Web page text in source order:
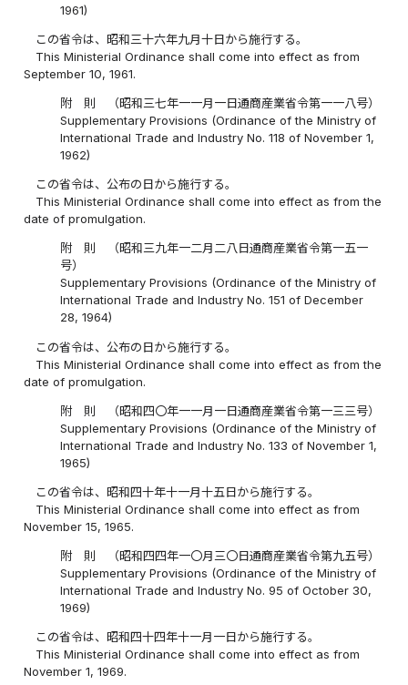
1961)
この省令は、昭和三十六年九月十日から施行する。
This Ministerial Ordinance shall come into effect as from
September 10, 1961.
附 則 （昭和三七年一一月一日通商産業省令第一一八号）
Supplementary Provisions (Ordinance of the Ministry of
International Trade and Industry No. 118 of November 1,
1962)
この省令は、公布の日から施行する。
This Ministerial Ordinance shall come into effect as from the
date of promulgation.
附 則 （昭和三九年一二月二八日通商産業省令第一五一
号）
Supplementary Provisions (Ordinance of the Ministry of
International Trade and Industry No. 151 of December
28, 1964)
この省令は、公布の日から施行する。
This Ministerial Ordinance shall come into effect as from the
date of promulgation.
附 則 （昭和四〇年一一月一日通商産業省令第一三三号）
Supplementary Provisions (Ordinance of the Ministry of
International Trade and Industry No. 133 of November 1,
1965)
この省令は、昭和四十年十一月十五日から施行する。
This Ministerial Ordinance shall come into effect as from
November 15, 1965.
附 則 （昭和四四年一〇月三〇日通商産業省令第九五号）
Supplementary Provisions (Ordinance of the Ministry of
International Trade and Industry No. 95 of October 30,
1969)
この省令は、昭和四十四年十一月一日から施行する。
This Ministerial Ordinance shall come into effect as from
November 1, 1969.